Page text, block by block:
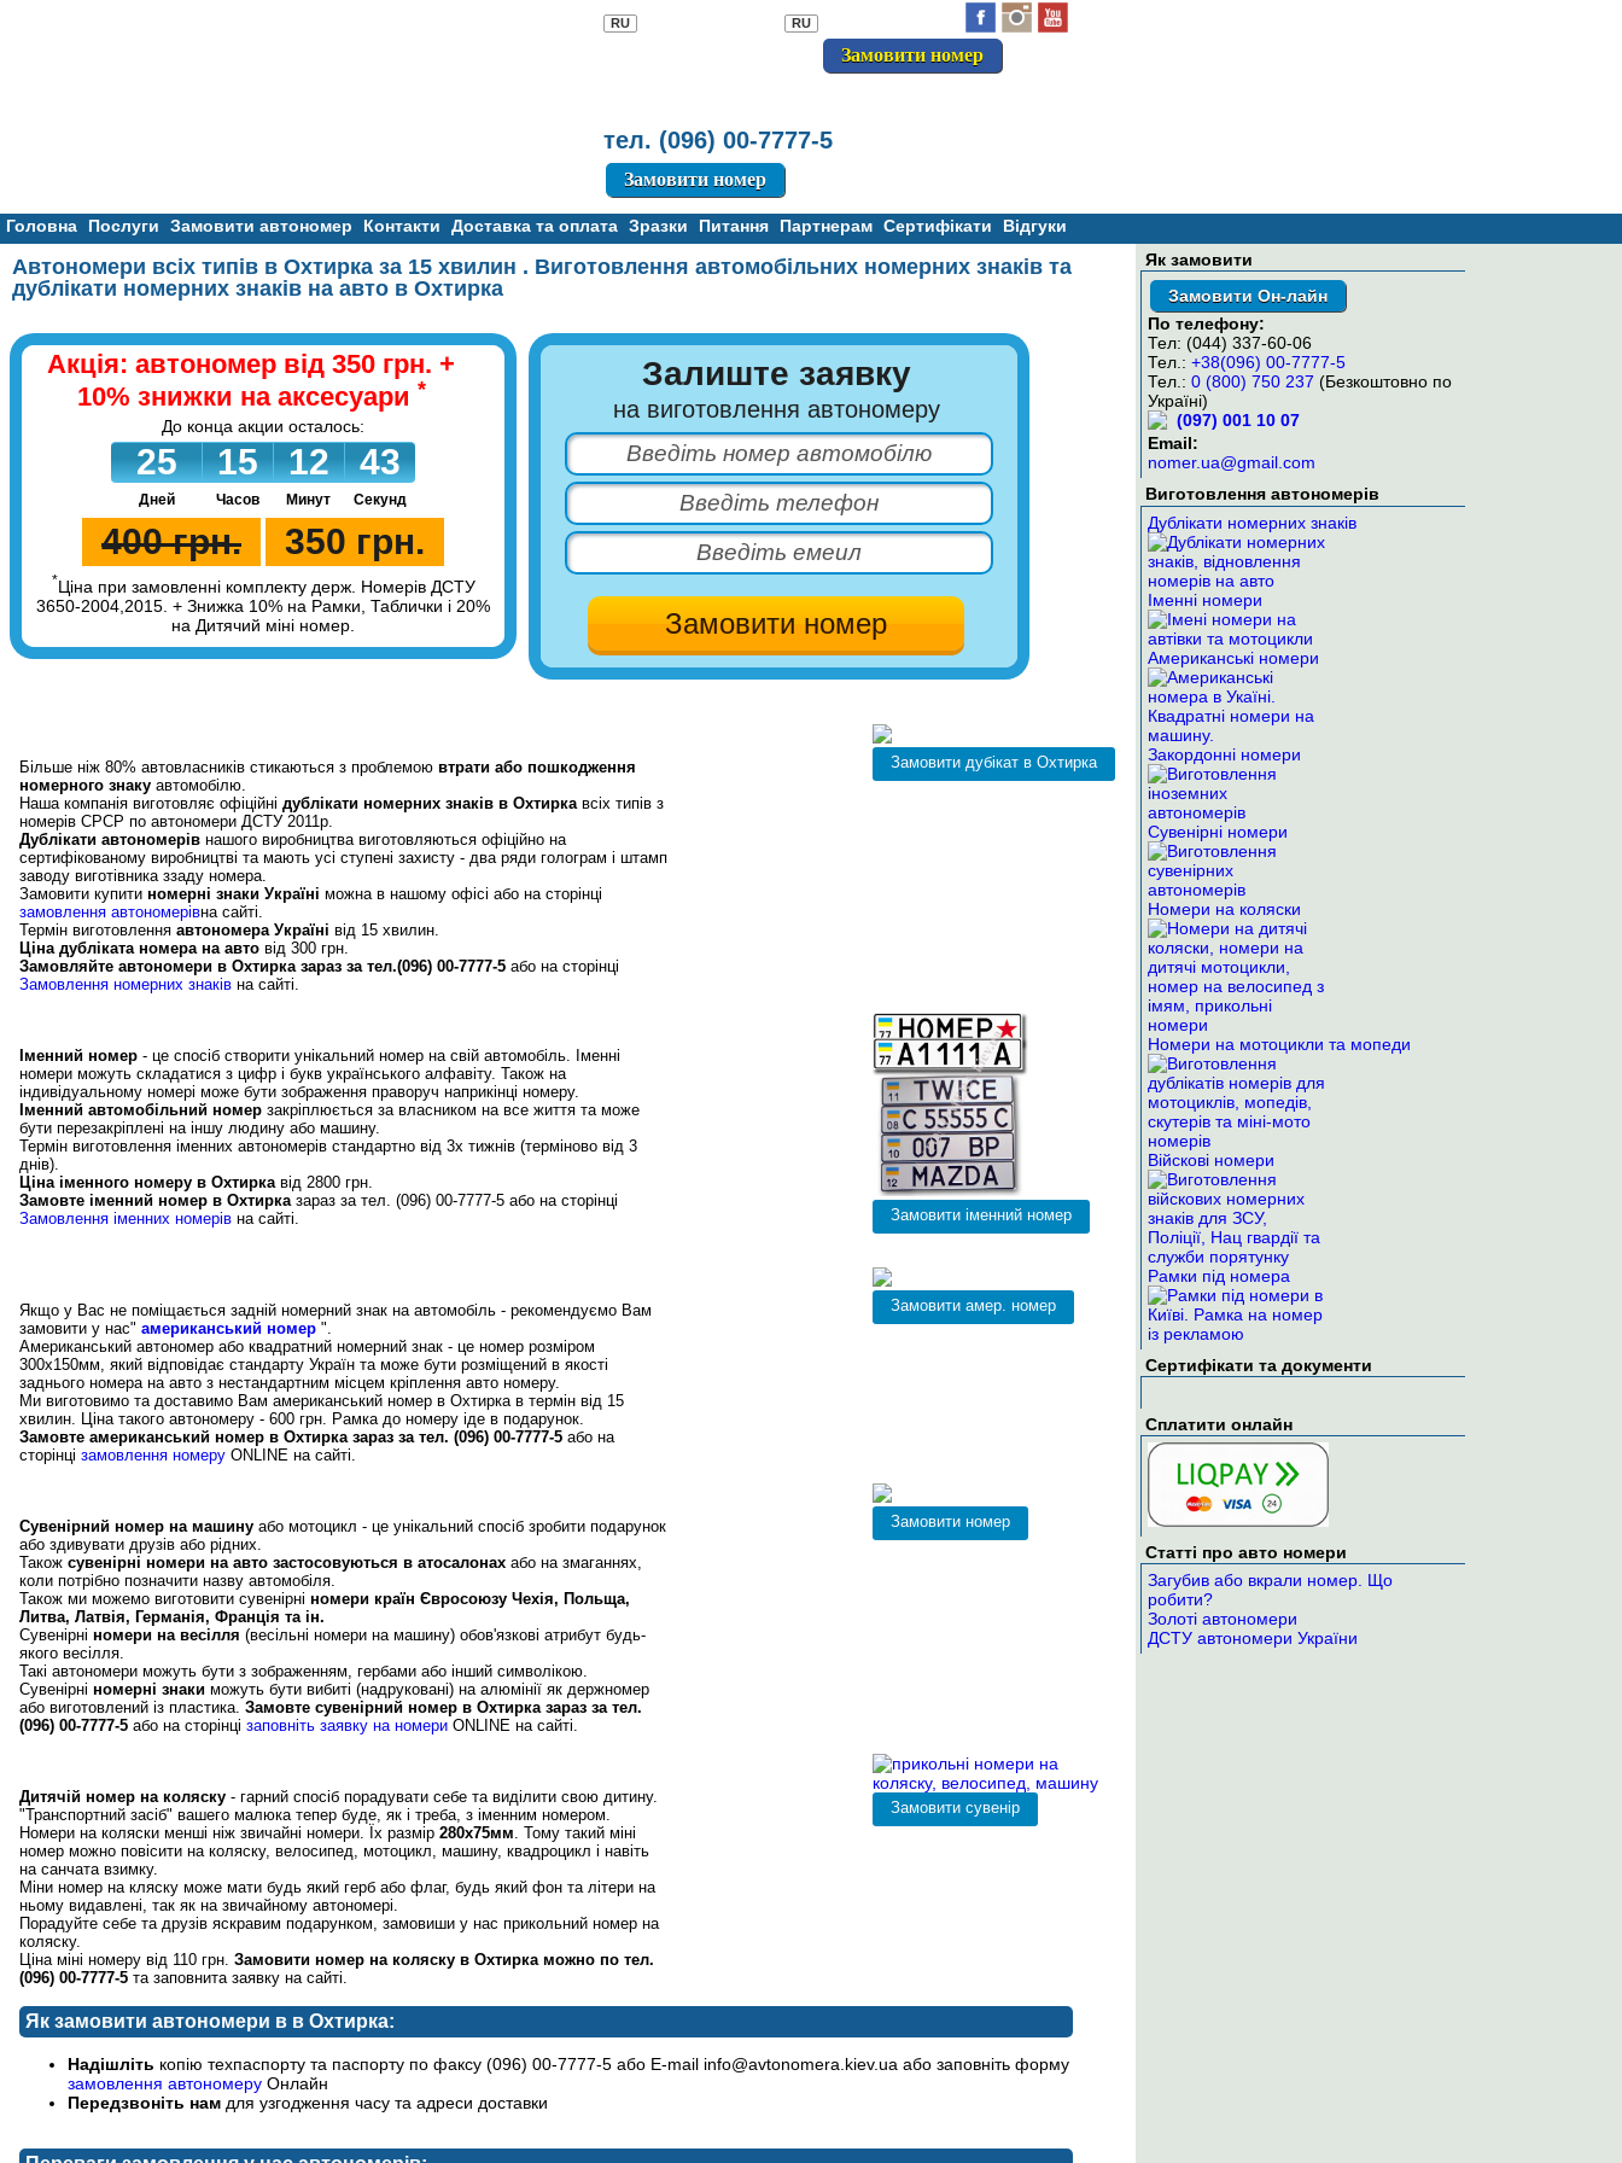
тел. (096) 00-7777-5
Замовити номер
RU
Замовити номер
RU
Головна Послуги Замовити автономер Контакти Доставка та оплата Зразки Питання Партнерам Сертифікати Відгуки
Автономери всіх типів в Охтирка за 15 хвилин . Виготовлення автомобільних номерних знаків та
дублікати номерних знаків на авто в Охтирка
Акція: автономер від 350 грн. +
10% знижки на аксесуари *
До конца акции осталось:
25 15 12
42
43
Дней Часов Минут Секунд
400 грн. 350 грн.
*Ціна при замовленні комплекту держ. Номерів ДСТУ
3650-2004,2015. + Знижка 10% на Рамки, Таблички і 20%
на Дитячий міні номер.
Залиште заявку
на виготовлення автономеру
Більше ніж 80% автовласників стикаються з проблемою втрати або пошкодження
номерного знаку автомобілю.
Наша компанія виготовляє офіційні дублікати номерних знаків в Охтиркавсіх типів з
номерів СРСР по автономери ДСТУ 2011р.
Дублікати автономерів нашого виробництва виготовляються офіційно на
сертифікованому виробництві та мають усі ступені захисту - два ряди голограм і штамп
заводу виготівника ззаду номера.
Замовити купити номерні знаки Україні можна в нашому офісі або на сторінці
замовлення автономерівна сайті.
Термін виготовлення автономера Україні від 15 хвилин.
Ціна дубліката номера на авто від 300 грн.
Замовляйте автономери в Охтирка зараз за тел.(096) 00-7777-5 або на сторінці
Замовлення номерних знаків на сайті.
Іменний номер - це спосіб створити унікальний номер на свій автомобіль. Іменні
номери можуть складатися з цифр і букв українського алфавіту. Також на
індивідуальному номері може бути зображення праворуч наприкінці номеру.
Іменний автомобільний номер закріплюється за власником на все життя та може
бути перезакріплені на іншу людину або машину.
Термін виготовлення іменних автономерів стандартно від 3х тижнів (терміново від 3
днів).
Ціна іменного номеру в Охтиркавід 2800 грн.
Замовте іменний номер в Охтирказараз за тел. (096) 00-7777-5 або на сторінці
Замовлення іменних номерів на сайті.
Якщо у Вас не поміщається задній номерний знак на автомобіль - рекомендуємо Вам
замовити у нас" американський номер ".
Американський автономер або квадратний номерний знак - це номер розміром
300х150мм, який відповідає стандарту Україн та може бути розміщений в якості
заднього номера на авто з нестандартним місцем кріплення авто номеру.
Ми виготовимо та доставимо Вам американський номер в Охтирка в термін від 15
хвилин. Ціна такого автономеру - 600 грн. Рамка до номеру іде в подарунок.
Замовте американський номер в Охтирка зараз за тел. (096) 00-7777-5 або на
сторінці замовлення номеру ONLINE на сайті.
Сувенірний номер на машину або мотоцикл - це унікальний спосіб зробити подарунок
або здивувати друзів або рідних.
Також сувенірні номери на авто застосовуються в атосалонах або на змаганнях,
коли потрібно позначити назву автомобіля.
Також ми можемо виготовити сувенірні номери країн Євросоюзу Чехія, Польща,
Литва, Латвія, Германія, Франція та ін.
Сувенірні номери на весілля (весільні номери на машину) обов'язкові атрибут будь-
якого весілля.
Такі автономери можуть бути з зображенням, гербами або інший символікою.
Сувенірні номерні знаки можуть бути вибиті (надруковані) на алюмінії як держномер
або виготовлений із пластика. Замовте сувенірний номер в Охтирка зараз за тел.
(096) 00-7777-5 або на сторінці заповніть заявку на номери ONLINE на сайті.
Дитячій номер на коляску - гарний спосіб порадувати себе та виділити свою дитину.
"Транспортний засіб" вашего малюка тепер буде, як і треба, з іменним номером.
Номери на коляски менші ніж звичайні номери. Їх размір 280х75мм. Тому такий міні
номер можно повісити на коляску, велосипед, мотоцикл, машину, квадроцикл і навіть
на санчата взимку.
Міни номер на кляску може мати будь який герб або флаг, будь який фон та літери на
ньому видавлені, так як на звичайному автономері.
Порадуйте себе та друзів яскравим подарунком, замовиши у нас прикольний номер на
коляску.
Ціна міні номеру від 110 грн. Замовити номер на коляску в Охтирка можно по тел.
(096) 00-7777-5 та заповнита заявку на сайті.
Як замовити автономери в в Охтирка:
Надішліть копію техпаспорту та паспорту по факсу (096) 00-7777-5 або E-mail info@avtonomera.kiev.ua або заповніть форму
замовлення автономеру Онлайн
Передзвоніть нам для узгодження часу та адреси доставки
Як замовити
Замовити Он-лайн
По телефону:
Тел: (044) 337-60-06
Тел.: +38(096) 00-7777-5
Тел.: 0 (800) 750 237 (Безкоштовно по
Україні)
(097) 001 10 07
Email:
nomer.ua@gmail.com
Виготовлення автономерів
Дублікати номерних знаків
Іменні номери
Американські номери
Закордонні номери
Сувенірні номери
Номери на коляски
Номери на мотоцикли та мопеди
Війскові номери
Рамки під номера
Сертифікати та документи
Сплатити онлайн
Статті про авто номери
Загубив або вкрали номер. Що
робити?
Золоті автономери
ДСТУ автономери України